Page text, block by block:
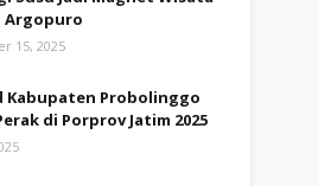
Argopuro
15, 2025
Kabupaten Probolinggo
di Porprov Jatim 2025